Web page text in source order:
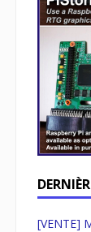
[VENTE]